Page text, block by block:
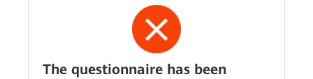
The questionnaire has been